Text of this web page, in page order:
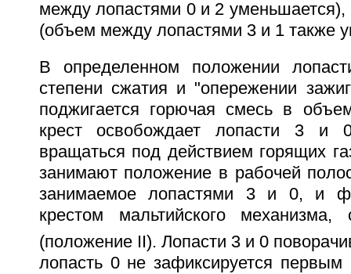
между лопастями 0 и 2
(объем между лопастями 3 и 1 также
В определенном положении
степени сжатия и "опережении
поджигается горючая смесь в
крест освобождает лопасти 3 и
вращаться под действием горящих
занимают положение в рабочей
занимаемое лопастями 3 и 0, и
крестом мальтийского
(положение II). Лопасти 3 и 0
лопасть 0 не зафиксируется первым